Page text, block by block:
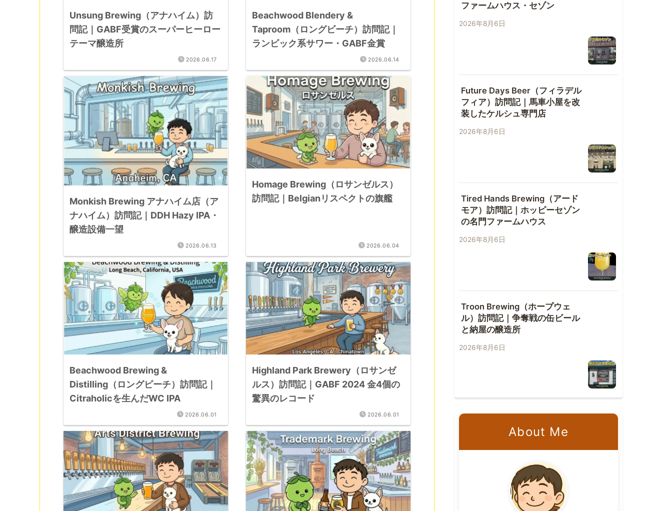
Unsung Brewing（アナハイム）訪
問記｜GABF受賞のスーパーヒーロー
テーマ醸造所
2026.06.17
Beachwood Blendery &
Taproom（ロングビーチ）訪問記｜
ランビック系サワー・GABF金賞
2026.06.14
Monkish Brewing アナハイム店（ア
ナハイム）訪問記｜DDH Hazy IPA・
醸造設備一望
2026.06.13
Homage Brewing（ロサンゼルス）
訪問記｜Belgianリスペクトの旗艦
2026.06.04
Beachwood Brewing &
Distilling（ロングビーチ）訪問記｜
Citraholicを生んだWC IPA
2026.06.01
Highland Park Brewery（ロサンゼ
ルス）訪問記｜GABF 2024 金4個の
驚異のレコード
2026.06.01
ファームハウス・セゾン
2026年8月6日
Future Days Beer（フィラデル
フィア）訪問記｜馬車小屋を改
装したケルシュ専門店
2026年8月6日
Tired Hands Brewing（アード
モア）訪問記｜ホッピーセゾン
の名門ファームハウス
2026年8月6日
Troon Brewing（ホープウェ
ル）訪問記｜争奪戦の缶ビール
と納屋の醸造所
2026年8月6日
About Me